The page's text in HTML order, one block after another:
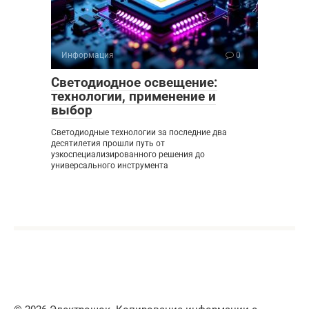
Информация 0
Светодиодное освещение:
технологии, применение и
выбор
Светодиодные технологии за последние два
десятилетия прошли путь от
узкоспециализированного решения до
универсального инструмента